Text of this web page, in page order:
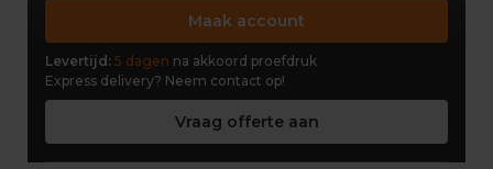
Maak account
Levertijd: 5 dagen na akkoord proefdruk
Express delivery? Neem contact op!
Vraag offerte aan